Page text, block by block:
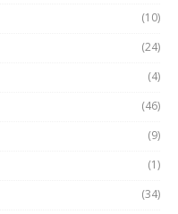
(10)
(24)
(4)
(46)
(9)
(1)
(34)